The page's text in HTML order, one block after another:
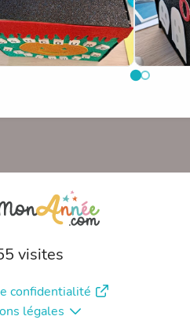
visites
confidentialité
légales